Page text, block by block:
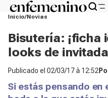
Inicio Novias
Bisutería: ¡ficha
looks de
Publicado el 02/03/17 à 12:52
Si estás pensando en